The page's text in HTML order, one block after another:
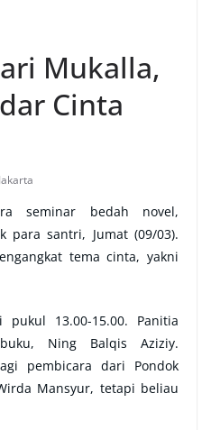
Mukalla,
Cinta
seminar bedah novel,
para santri, Jumat (09/03).
tema cinta, yakni
13.00-15.00. Panitia
Ning Balqis Aziziy.
pembicara dari Pondok
Mansyur, tetapi beliau